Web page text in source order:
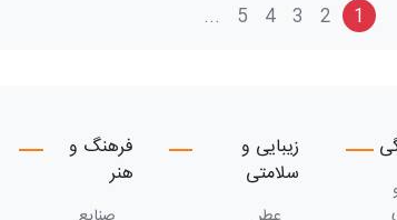
1
2
3
4
5
...
زیبایی و
سلامتی
فرهنگ و
هنر